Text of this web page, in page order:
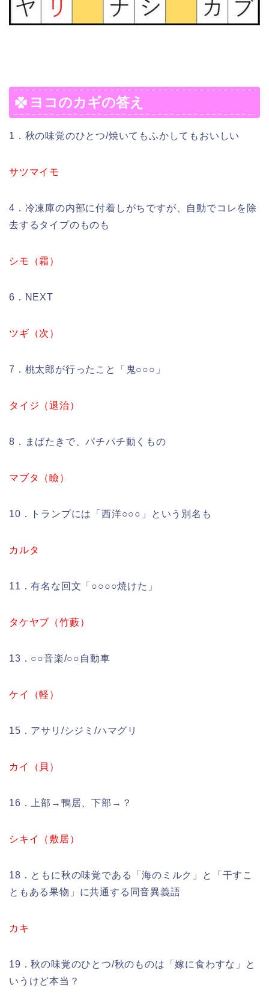
ヨコのカギの答え
1．秋の味覚のひとつ/焼いてもふかしてもおいしい
サツマイモ
4．冷凍庫の内部に付着しがちですが、自動でコレを除
去するタイプのものも
シモ（霜）
6．NEXT
ツギ（次）
7．桃太郎が行ったこと「鬼○○○」
タイジ（退治）
8．まばたきで、パチパチ動くもの
マブタ（瞼）
10．トランプには「西洋○○○」という別名も
カルタ
11．有名な回文「○○○○焼けた」
タケヤブ（竹藪）
13．○○音楽/○○自動車
ケイ（軽）
15．アサリ/シジミ/ハマグリ
カイ（貝）
16．上部→鴨居、下部→？
シキイ（敷居）
18．ともに秋の味覚である「海のミルク」と「干すこ
ともある果物」に共通する同音異義語
カキ
19．秋の味覚のひとつ/秋のものは「嫁に食わすな」と
いうけど本当？